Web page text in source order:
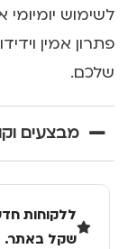
לשימוש
פתרון אמין
שלכם.
מבצעים
שקל באתר.